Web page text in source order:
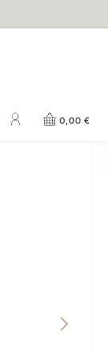
0,00 €